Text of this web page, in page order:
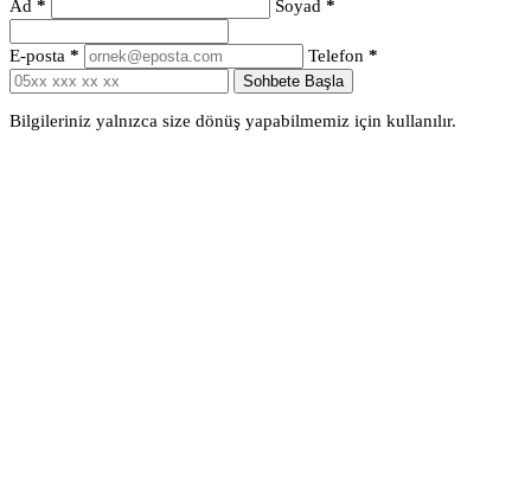
Ad * Soyad *
E-posta * Telefon *
Sohbete Başla
Bilgileriniz yalnızca size dönüş yapabilmemiz için kullanılır.